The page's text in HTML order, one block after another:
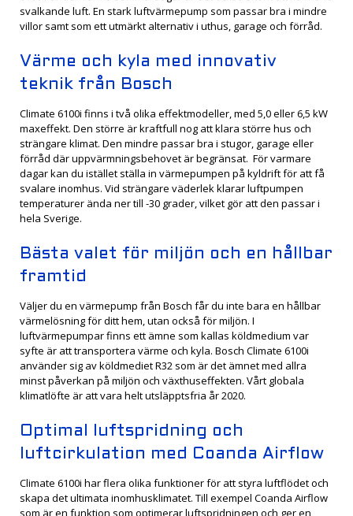
svalkande luft. En stark luftvärmepump som passar bra i mindre
villor samt som ett utmärkt alternativ i uthus, garage och förråd.
Värme och kyla med innovativ
teknik från Bosch
Climate 6100i finns i två olika effektmodeller, med 5,0 eller 6,5 kW
maxeffekt. Den större är kraftfull nog att klara större hus och
strängare klimat. Den mindre passar bra i stugor, garage eller
förråd där uppvärmningsbehovet är begränsat. För varmare
dagar kan du istället ställa in värmepumpen på kyldrift för att få
svalare inomhus. Vid strängare väderlek klarar luftpumpen
temperaturer ända ner till -30 grader, vilket gör att den passar i
hela Sverige.
Bästa valet för miljön och en hållbar
framtid
Väljer du en värmepump från Bosch får du inte bara en hållbar
värmelösning för ditt hem, utan också för miljön. I
luftvärmepumpar finns ett ämne som kallas köldmedium var
syfte är att transportera värme och kyla. Bosch Climate 6100i
använder sig av köldmediet R32 som är det ämnet med allra
minst påverkan på miljön och växthuseffekten. Vårt globala
klimatlöfte är att vara helt utsläpptsfria år 2020.
Optimal luftspridning och
luftcirkulation med Coanda Airflow
Climate 6100i har flera olika funktioner för att styra luftflödet och
skapa det ultimata inomhusklimatet. Till exempel Coanda Airflow
som är en funktion som optimerar luftspridningen och ger en